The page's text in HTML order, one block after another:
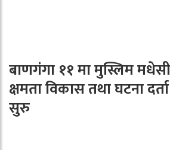
बाणगंगा ११ मा मुस्लिम
क्षमता विकास तथा घटना
सुरु